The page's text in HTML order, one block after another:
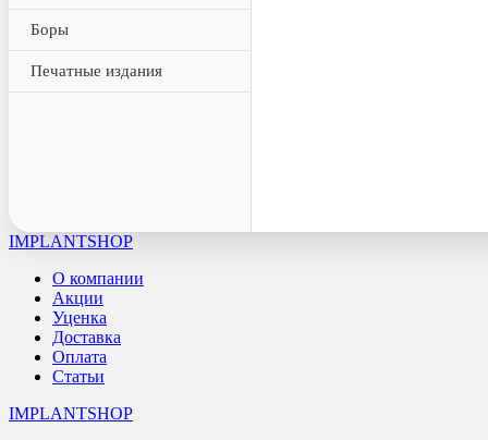
Боры
Печатные издания
IMPLANTSHOP
О компании
Акции
Уценка
Доставка
Оплата
Статьи
IMPLANTSHOP